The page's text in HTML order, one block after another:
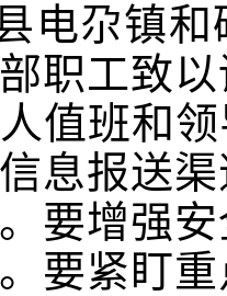
电尕镇
职工致
值班和
息报送
要增强
要紧盯